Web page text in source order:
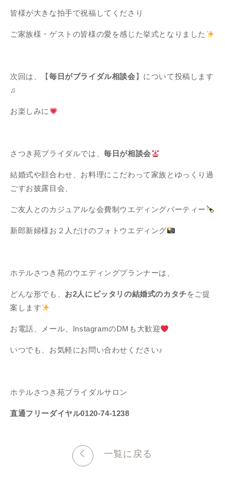
皆様が大きな拍手で祝福してくださり
ご家族様・ゲストの皆様の愛を感じた挙式となりました
次回は、【毎日がブライダル相談会】について投稿します
♫
お楽しみに
さつき苑ブライダルでは、毎日が相談会
結婚式や顔合わせ、お料理にこだわって家族とゆっくり過
ごすお披露目会、
ご友人とのカジュアルな会費制ウエディングパーティー
新郎新婦様お２人だけのフォトウエディング
ホテルさつき苑のウエディングプランナーは、
どんな形でも、 お2人にピッタリの結婚式のカタチをご提
案します
お電話、メール、InstagramのDMも大歓迎
いつでも、お気軽にお問い合わせください♪
ホテルさつき苑ブライダルサロン
直通フリーダイヤル0120-74-1238
一覧に戻る